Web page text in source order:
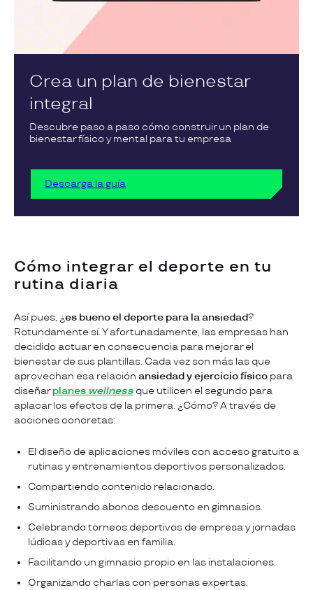
Crea un plan de bienestar
integral
Descubre paso a paso cómo construir un plan de
bienestar físico y mental para tu empresa
Descarga la guía
Cómo integrar el deporte en tu
rutina diaria
Así pues, ¿es bueno el deporte para la ansiedad?
Rotundamente sí. Y afortunadamente, las empresas han
decidido actuar en consecuencia para mejorar el
bienestar de sus plantillas. Cada vez son más las que
aprovechan esa relación ansiedad y ejercicio físico para
diseñarplanes wellness que utilicen el segundo para
aplacar los efectos de la primera. ¿Cómo? A través de
acciones concretas:
El diseño de aplicaciones móviles con acceso gratuito a
rutinas y entrenamientos deportivos personalizados.
Compartiendo contenido relacionado.
Suministrando abonos descuento en gimnasios.
Celebrando torneos deportivos de empresa y jornadas
lúdicas y deportivas en familia.
Facilitando un gimnasio propio en las instalaciones.
Organizando charlas con personas expertas.